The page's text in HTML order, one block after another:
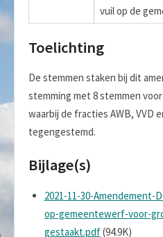
vuil op de
Toelichting
De stemmen staken bij dit
stemming met 8 stemmen
waarbij de fracties AWB, VVD
tegengestemd.
Bijlage(s)
2021-11-30-Amendement-
op-gemeentewerf-voor-
gestaakt.pdf(94.9K)